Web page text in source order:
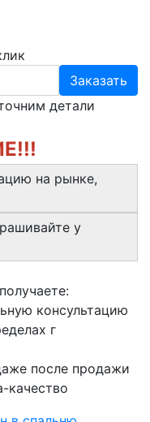
Заказать
детали
на рынке,
у
консультацию
г
после продажи
качество